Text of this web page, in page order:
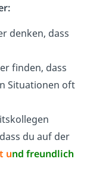
denken, dass
finden, dass
Situationen oft
du auf der
und freundlich